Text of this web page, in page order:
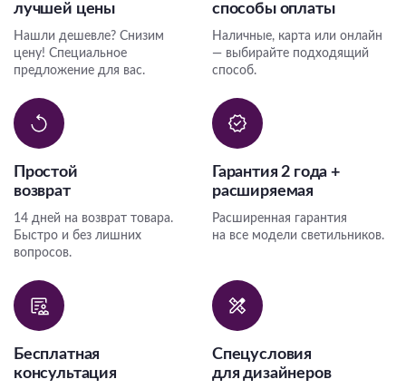
лучшей цены
Нашли дешевле? Снизим
цену! Специальное
предложение для вас.
способы оплаты
Наличные, карта или онлайн
— выбирайте подходящий
способ.
Простой
возврат
14 дней на возврат товара.
Быстро и без лишних
вопросов.
Гарантия 2 года +
расширяемая
Расширенная гарантия
на все модели светильников.
Бесплатная
консультация
Спецусловия
для дизайнеров